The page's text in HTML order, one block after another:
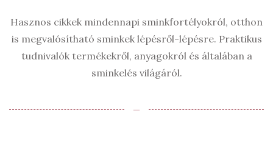
Hasznos cikkek mindennapi sminkfortélyokról, otthon
is megvalósítható sminkek lépésről-lépésre. Praktikus
tudnivalók termékekről, anyagokról és általában a
sminkelés világáról.
‒